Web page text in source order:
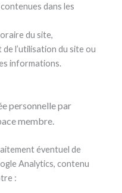
dans les
du site,
l’utilisation du site ou
informations.
personnelle par
membre.
éventuel de
Analytics, contenu
: